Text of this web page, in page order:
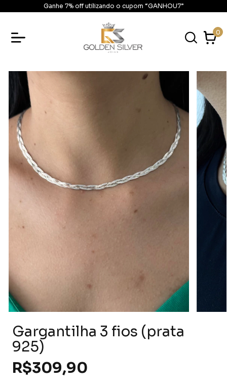
Ganhe 7% off utilizando o cupom “GANHOU7”
0
Gargantilha 3 fios (prata
925)
R$309,90